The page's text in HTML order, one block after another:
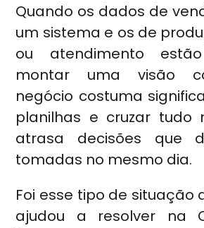
Quando os dados de
um sistema e os de
ou atendimento
montar uma visão
negócio costuma
planilhas e cruzar tudo
atrasa decisões que
tomadas no mesmo dia.
Foi esse tipo de situação
ajudou a resolver na